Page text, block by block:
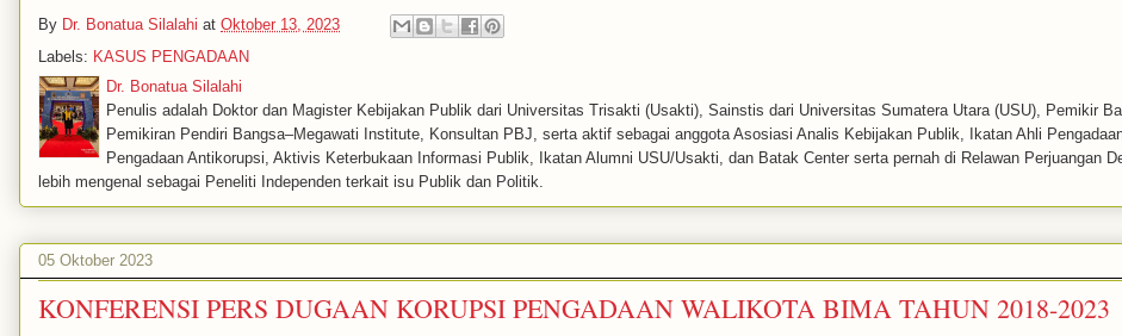
By Dr. Bonatua Silalahi at Oktober 13, 2023
Labels: KASUS PENGADAAN
Dr. Bonatua Silalahi
Penulis adalah Doktor dan Magister Kebijakan Publik dari Universitas Trisakti (Usakti), Sainstis dari Universitas Sumatera Utara (USU), Pemikir
Pemikiran Pendiri Bangsa–Megawati Institute, Konsultan PBJ, serta aktif sebagai anggota Asosiasi Analis Kebijakan Publik, Ikatan Ahli
Pengadaan Antikorupsi, Aktivis Keterbukaan Informasi Publik, Ikatan Alumni USU/Usakti, dan Batak Center serta pernah di Relawan Perjuangan
lebih mengenal sebagai Peneliti Independen terkait isu Publik dan Politik.
05 Oktober 2023
KONFERENSI PERS DUGAAN KORUPSI PENGADAAN WALIKOTA BIMA TAHUN 2018-2023